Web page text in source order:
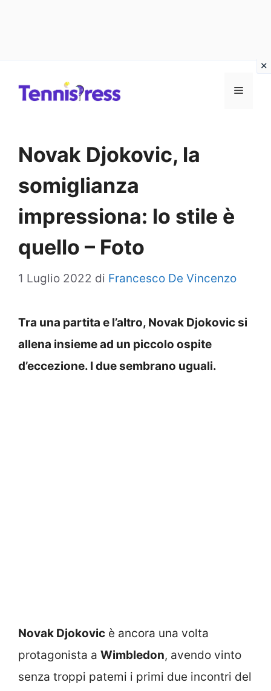
MENU
Novak Djokovic, la
somiglianza
impressiona: lo stile è
quello – Foto
1 Luglio 2022 di Francesco De Vincenzo
Tra una partita e l’altro, Novak Djokovic si
allena insieme ad un piccolo ospite
d’eccezione. I due sembrano uguali.
Novak Djokovic è ancora una volta
protagonista a Wimbledon, avendo vinto
senza troppi patemi i primi due incontri del